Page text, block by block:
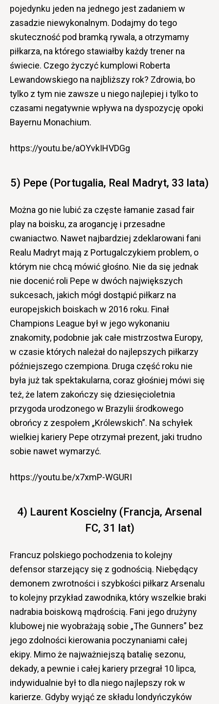
pojedynku jeden na jednego jest zadaniem w
zasadzie niewykonalnym. Dodajmy do tego
skuteczność pod bramką rywala, a otrzymamy
piłkarza, na którego stawiałby każdy trener na
świecie. Czego życzyć kumplowi Roberta
Lewandowskiego na najbliższy rok? Zdrowia, bo
tylko z tym nie zawsze u niego najlepiej i tylko to
czasami negatywnie wpływa na dyspozycję opoki
Bayernu Monachium.
https://youtu.be/aOYvkIHVDGg
5) Pepe (Portugalia, Real Madryt, 33 lata)
Można go nie lubić za częste łamanie zasad fair
play na boisku, za arogancję i przesadne
cwaniactwo. Nawet najbardziej zdeklarowani fani
Realu Madryt mają z Portugalczykiem problem, o
którym nie chcą mówić głośno. Nie da się jednak
nie docenić roli Pepe w dwóch największych
sukcesach, jakich mógł dostąpić piłkarz na
europejskich boiskach w 2016 roku. Finał
Champions League był w jego wykonaniu
znakomity, podobnie jak całe mistrzostwa Europy,
w czasie których należał do najlepszych piłkarzy
późniejszego czempiona. Druga część roku nie
była już tak spektakularna, coraz głośniej mówi się
też, że latem zakończy się dziesięcioletnia
przygoda urodzonego w Brazylii środkowego
obrońcy z zespołem „Królewskich”. Na schyłek
wielkiej kariery Pepe otrzymał prezent, jaki trudno
sobie nawet wymarzyć.
https://youtu.be/x7xmP-WGURI
4) Laurent Koscielny (Francja, Arsenal
FC, 31 lat)
Francuz polskiego pochodzenia to kolejny
defensor starzejący się z godnością. Niebędący
demonem zwrotności i szybkości piłkarz Arsenalu
to kolejny przykład zawodnika, który wszelkie braki
nadrabia boiskową mądrością. Fani jego drużyny
klubowej nie wyobrażają sobie „The Gunners” bez
jego zdolności kierowania poczynaniami całej
ekipy. Mimo że najważniejszą batalię sezonu,
dekady, a pewnie i całej kariery przegrał 10 lipca,
indywidualnie był to dla niego najlepszy rok w
karierze. Gdyby wyjąć ze składu londyńczyków